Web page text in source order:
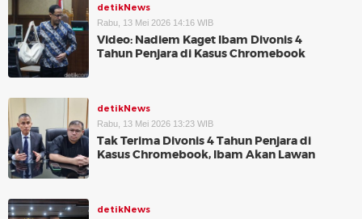
detikNews
Rabu, 13 Mei 2026 14:16 WIB
Video: Nadiem Kaget Ibam Divonis 4
Tahun Penjara di Kasus Chromebook
detikNews
Rabu, 13 Mei 2026 13:23 WIB
Tak Terima Divonis 4 Tahun Penjara di
Kasus Chromebook, Ibam Akan Lawan
detikNews